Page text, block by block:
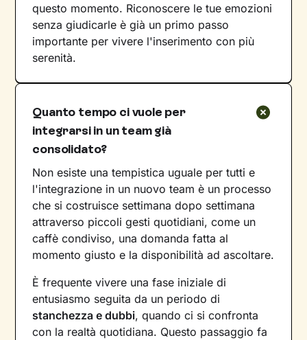
questo momento. Riconoscere le tue emozioni
senza giudicarle è già un primo passo
importante per vivere l'inserimento con più
serenità.
Quanto tempo ci vuole per
integrarsi in un team già
consolidato?
Non esiste una tempistica uguale per tutti e
l'integrazione in un nuovo team è un processo
che si costruisce settimana dopo settimana
attraverso piccoli gesti quotidiani, come un
caffè condiviso, una domanda fatta al
momento giusto e la disponibilità ad ascoltare.
È frequente vivere una fase iniziale di
entusiasmo seguita da un periodo di
stanchezza e dubbi, quando ci si confronta
con la realtà quotidiana. Questo passaggio fa